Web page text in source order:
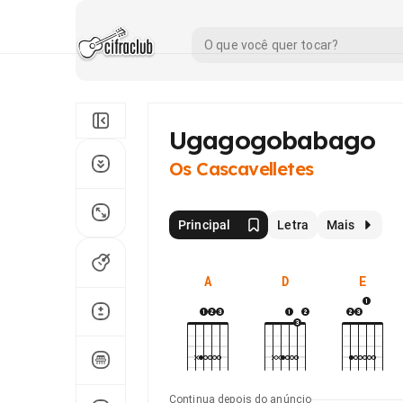
Ugagogobabago
Os Cascavelletes
Principal Letra Mais
A D E
Continua depois do anúncio